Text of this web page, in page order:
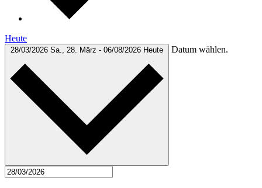
Heute
28/03/2026 Sa., 28. März - 06/08/2026 Heute Datum wählen.